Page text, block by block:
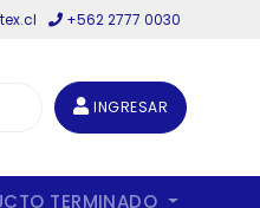
+562 2777 0030
INGRESAR
TERMINADO